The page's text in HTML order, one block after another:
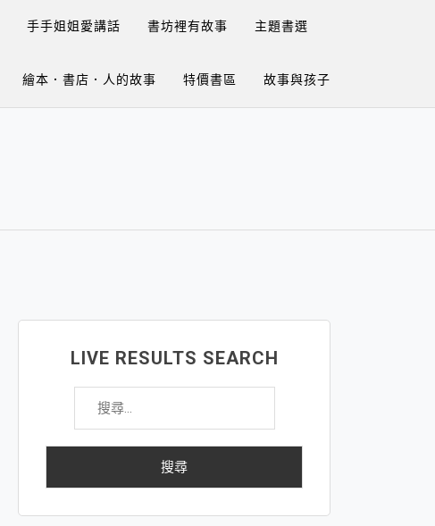
手手姐姐愛講話 書坊裡有故事 主題書選
繪本．書店．人的故事 特價書區 故事與孩子
LIVE RESULTS SEARCH
搜
關